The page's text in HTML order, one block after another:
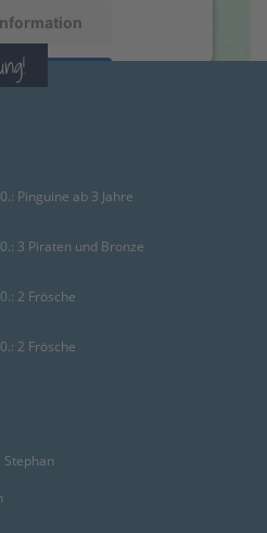
Pinguine ab 3 Jahre
3 Piraten und Bronze
2 Frösche
2 Frösche